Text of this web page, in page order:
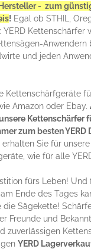
- zum
! Egal ob STHIL,
Kettenschärfer
Anwendern
und jeden
Kettenschärfgeräte
Amazon oder Ebay.
Kettenschärfer
zum besten YERD
Sie für unsere
wie für alle
fürs Leben!
Ende des Tages
die Sägekette!
Freunde und
zuverlässigen
YERD